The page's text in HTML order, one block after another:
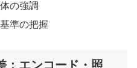
の強調
準の把握
：エンコード・照